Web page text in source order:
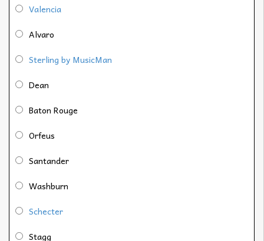
Valencia
Alvaro
Sterling by MusicMan
Dean
Baton Rouge
Orfeus
Santander
Washburn
Schecter
Stagg